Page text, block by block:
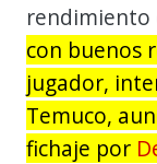
rendimiento
con buenos
jugador,
Temuco,
fichaje por